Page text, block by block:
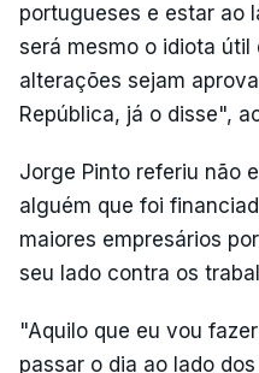
portugueses e estar ao
será mesmo o idiota
alterações sejam
República, já o disse",
Jorge Pinto referiu não
alguém que foi
maiores empresários
seu lado contra os
"Aquilo que eu vou
passar o dia ao lado